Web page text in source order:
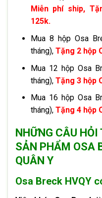
Miễn phí ship,
125k.
Mua 8 hộp Osa
tháng),Tặng 2 hộp
Mua 12 hộp Osa
tháng),Tặng 3 hộp
Mua 16 hộp Osa
tháng), Tặng 4 hộp
NHỮNG CÂU HỎI
SẢN PHẨM OSA
QUÂN Y
Osa Breck HVQY